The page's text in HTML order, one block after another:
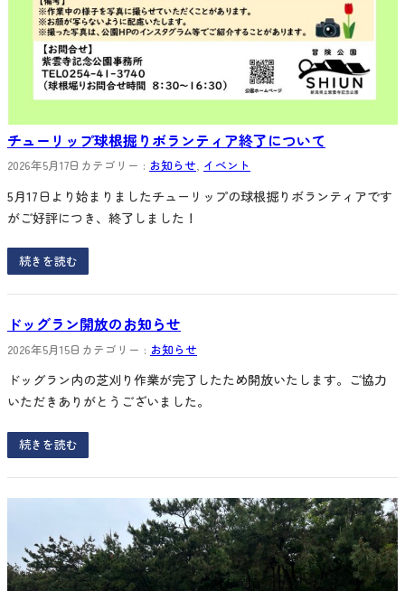
チューリップ球根掘りボランティア終了について
2026年5月17日 カテゴリー : お知らせ, イベント
5月17日より始まりましたチューリップの球根掘りボランティアです
がご好評につき、終了しました！
続きを読む
ドッグラン開放のお知らせ
2026年5月15日 カテゴリー : お知らせ
ドッグラン内の芝刈り作業が完了したため開放いたします。ご協力
いただきありがとうございました。
続きを読む